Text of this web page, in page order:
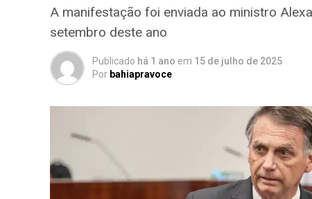
A manifestação foi enviada ao ministro
setembro deste ano
Publicado há 1 ano em 15 de julho de 2025
Por bahiapravoce